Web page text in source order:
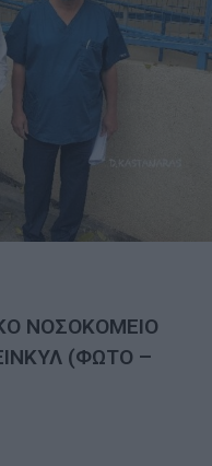
ΝΟΣΟΚΟΜΕΙΟ
(ΦΩΤΟ –